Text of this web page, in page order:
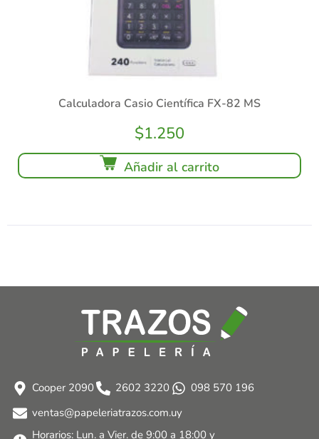
Calculadora Casio Científica FX-82 MS
$1.250
Añadir al carrito
Cooper 2090 2602 3220
098 570 196
ventas@papeleriatrazos.com.uy
Horarios: Lun. a Vier. de 9:00 a 18:00 y